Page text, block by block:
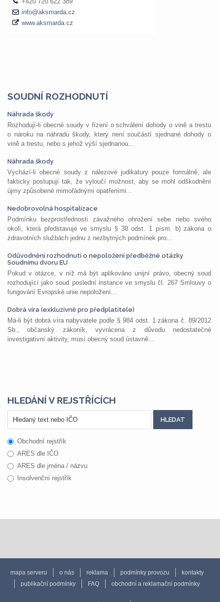
SOUDNÍ ROZHODNUTÍ
Náhrada škody
Rozhodují-li obecné soudy v řízení o schválení dohody o vině a trestu
o nároku na náhradu škody, který není součástí sjednané dohody o
vině a trestu, nebo s jehož výší sjednanou...
Náhrada škody
Vychází-li obecné soudy z nálezové judikatury pouze formálně, ale
fakticky postupují tak, že vyloučí možnost, aby se mohl odškodnění
újmy způsobené mimořádnými opatřeními...
Nedobrovolná hospitalizace
Podmínku bezprostřednosti závažného ohrožení sebe nebo svého
okolí, která představuje ve smyslu § 38 odst. 1 písm. b) zákona o
zdravotních službách jednu z nezbytných podmínek pro...
Odůvodnění rozhodnutí o nepoložení předběžné otázky
Soudnímu dvoru EU
Pokud v otázce, v níž má být aplikováno unijní právo, obecný soud
rozhodující jako soud poslední instance ve smyslu čl. 267 Smlouvy o
fungování Evropské unie nepoložení...
Dobrá víra (exkluzivně pro předplatitele)
Má-li být dobrá víra nabyvatele podle § 984 odst. 1 zákona č. 89/2012
Sb., občanský zákoník, vyvrácena z důvodu nedostatečné
investigativní aktivity, musí obecný soud ústavně...
HLEDÁNÍ V REJSTŘÍCÍCH
Obchodní rejstřík
ARES dle IČO
ARES dle jména / názvu
Insolvenční rejstřík
mapa serveru o nás reklama podmínky provozu
kontakty
publikační podmínky
FAQ obchodní a reklamační podmínky